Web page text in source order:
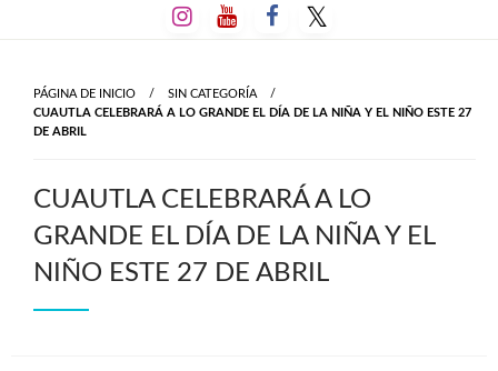
al
PÁGINA DE INICIO
SIN CATEGORÍA
CUAUTLA CELEBRARÁ A LO GRANDE EL DÍA DE LA NIÑA Y EL NIÑO ESTE 27
DE ABRIL
CUAUTLA CELEBRARÁ A LO
GRANDE EL DÍA DE LA NIÑA Y EL
NIÑO ESTE 27 DE ABRIL